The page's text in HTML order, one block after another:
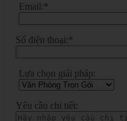
Email:*
Số điện thoại:*
Lựa chọn giải pháp:
Yêu cầu chi tiết: